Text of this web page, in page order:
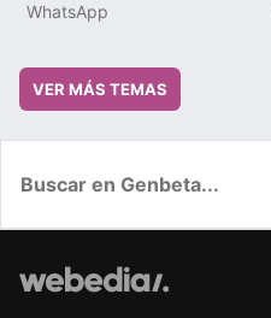
WhatsApp
VER MÁS TEMAS